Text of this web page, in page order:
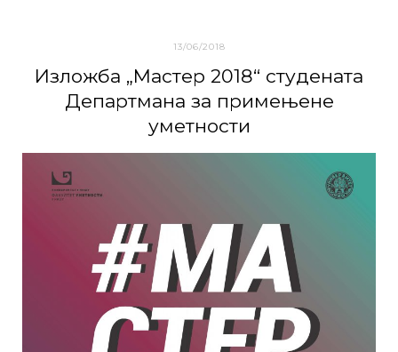
13/06/2018
Излoжбa „Maстeр 2018“ студeнaтa
Дeпaртмaнa зa примeњeнe
умeтнoсти